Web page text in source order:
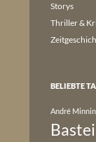
Storys
Thriller &
BELIEBTE
André